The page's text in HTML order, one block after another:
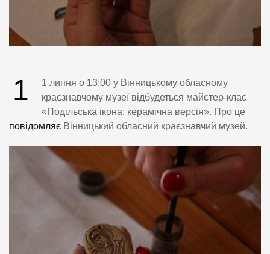
1
1 липня о 13:00 у Вінницькому обласному
краєзнавчому музеї відбудеться майстер-клас
«Подільська ікона: керамічна версія». Про це
повідомляє Вінницький обласний краєзнавчий музей.